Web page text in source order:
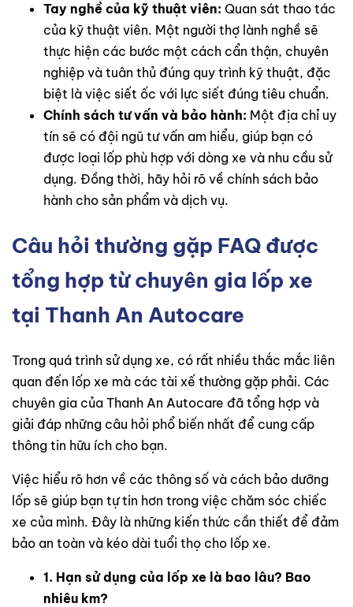
Tay nghề của kỹ thuật viên: Quan sát thao tác
của kỹ thuật viên. Một người thợ lành nghề sẽ
thực hiện các bước một cách cẩn thận, chuyên
nghiệp và tuân thủ đúng quy trình kỹ thuật, đặc
biệt là việc siết ốc với lực siết đúng tiêu chuẩn.
Chính sách tư vấn và bảo hành: Một địa chỉ uy
tín sẽ có đội ngũ tư vấn am hiểu, giúp bạn có
được loại lốp phù hợp với dòng xe và nhu cầu sử
dụng. Đồng thời, hãy hỏi rõ về chính sách bảo
hành cho sản phẩm và dịch vụ.
Câu hỏi thường gặp FAQ được
tổng hợp từ chuyên gia lốp xe
tại Thanh An Autocare
Trong quá trình sử dụng xe, có rất nhiều thắc mắc liên
quan đến lốp xe mà các tài xế thường gặp phải. Các
chuyên gia của Thanh An Autocare đã tổng hợp và
giải đáp những câu hỏi phổ biến nhất để cung cấp
thông tin hữu ích cho bạn.
Việc hiểu rõ hơn về các thông số và cách bảo dưỡng
lốp sẽ giúp bạn tự tin hơn trong việc chăm sóc chiếc
xe của mình. Đây là những kiến thức cần thiết để đảm
bảo an toàn và kéo dài tuổi thọ cho lốp xe.
1. Hạn sử dụng của lốp xe là bao lâu? Bao
nhiêu km?